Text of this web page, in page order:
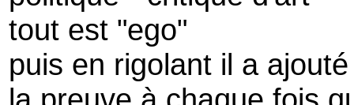
tout est "ego"
puis en rigolant il a ajouté